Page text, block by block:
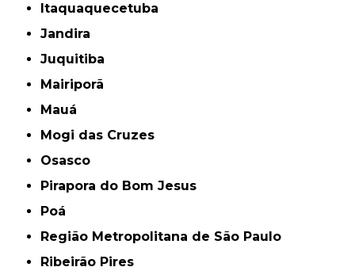
Itaquaquecetuba
Jandira
Juquitiba
Mairiporã
Mauá
Mogi das Cruzes
Osasco
Pirapora do Bom Jesus
Poá
Região Metropolitana de São Paulo
Ribeirão Pires